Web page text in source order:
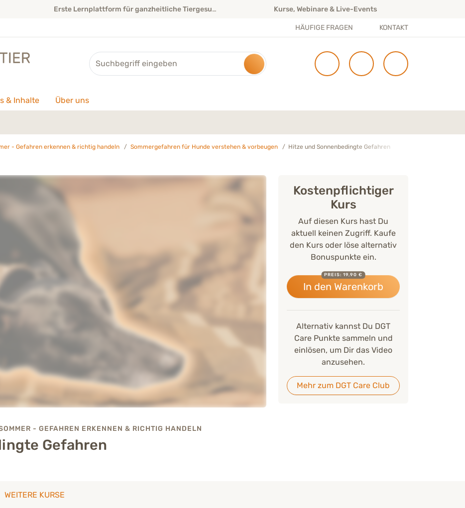
Erste Lernplattform für ganzheitliche Tiergesundheit Kurse, Webinare & Live-Events
HÄUFIGE FRAGEN KONTAKT
Suche
& Inhalte Über uns
- Gefahren erkennen & richtig handeln Sommergefahren für Hunde verstehen & vorbeugen Hitze und Sonnenbedingte Gefahren
- GEFAHREN ERKENNEN & RICHTIG HANDELN
Gefahren
Kostenpflichtiger
Kurs
Auf diesen Kurs hast Du
aktuell keinen Zugriff. Kaufe
den Kurs oder löse alternativ
Bonuspunkte ein.
In den Warenkorb
PREIS: 19,90 €
Alternativ kannst Du DGT
Care Punkte sammeln und
einlösen, um Dir das Video
anzusehen.
Mehr zum DGT Care Club
WEITERE KURSE